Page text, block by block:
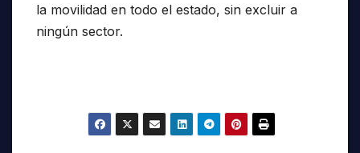
la movilidad en todo el estado, sin excluir a
ningún sector.